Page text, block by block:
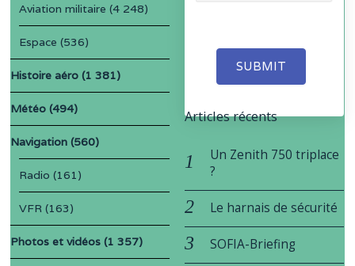
SUBMIT
Aviation militaire (4 248)
Espace (536)
Histoire aéro (1 381)
Météo (494)
Navigation (560)
Radio (161)
VFR (163)
Photos et vidéos (1 357)
Articles récents
Un Zenith 750 triplace
?
Le harnais de sécurité
SOFIA-Briefing